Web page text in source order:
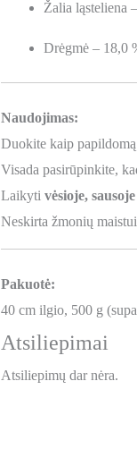
Žalia ląsteliena
Drėgmė – 18,0
Naudojimas:
Duokite kaip
Visada pasirūpinkite,
Laikyti vėsioje,
Neskirta žmonių
Pakuotė:
40 cm ilgio, 500 g
Atsiliepimai
Atsiliepimų dar nėra.